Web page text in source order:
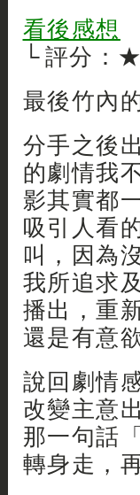
看後感想
└ 評分
最後竹內
分手之後
的劇情我
影其實都
吸引人看
叫，因為
我所追求
播出，重
還是有意
說回劇情
改變主意
那一句話
轉身走，